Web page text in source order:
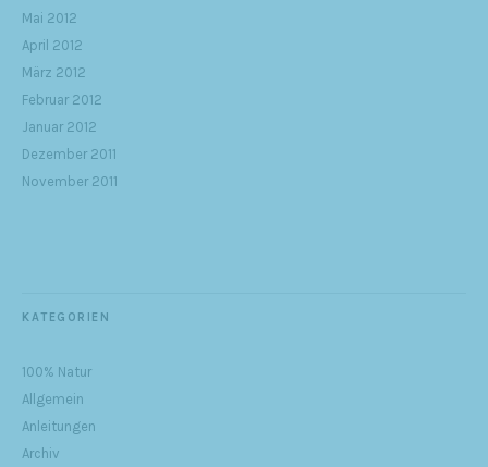
Mai 2012
April 2012
März 2012
Februar 2012
Januar 2012
Dezember 2011
November 2011
KATEGORIEN
100% Natur
Allgemein
Anleitungen
Archiv